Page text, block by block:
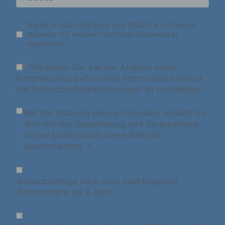
Name, E-Mail-Adresse und Website in diesem
Browser für meinen nächsten Kommentar
speichern.
* Wir bitten Sie, bei der Abgabe eines
Kommentares auf unserer Internetseite erneut
die Datenschutzbestimmungen zu bestätigen.
Mit der Nutzung dieses Formulars erklärst du
dich mit der Speicherung und Verarbeitung
deiner Daten durch diese Website
einverstanden. *
Benachrichtige mich über nachfolgende
Kommentare via E-Mail.
Online-Kennung oder zu einem oder
Ausdruck der physischen, physiologischen,
genetischen, psychischen, wirtschaftlichen,
kulturellen oder sozialen Identität dieser
kann.
Betroffene Person ist jede identifizierte oder
identifizierbare natürliche Person, deren
personenbezogene Daten von dem für die